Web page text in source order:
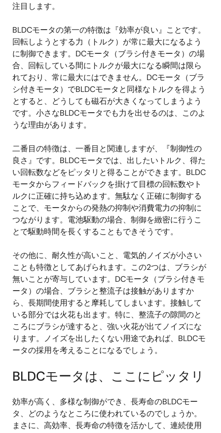
注目します。
BLDCモータの第一の特徴は『効率が良い』ことです。
回転しようとする力（トルク）が常に最大になるよう
に制御できます。DCモータ（ブラシ付きモータ）の場
合、回転している間にトルクが最大になる瞬間は限ら
れており、常に最大にはできません。DCモータ（ブラ
シ付きモータ）でBLDCモータと同様なトルクを得よう
とすると、どうしても磁石が大きくなってしまうよう
です。小さなBLDCモータでも力を出せるのは、このよ
うな理由があります。
二番目の特徴は、一番目と関連しますが、『制御性の
良さ』です。BLDCモータでは、出したいトルク、得た
い回転数などをピッタリと得ることができます。BLDC
モータからフィードバックを掛けて目標の回転数やト
ルクに正確に持ち込めます。無駄なく正確に制御する
ことで、モータからの発熱の抑制や消費電力の抑制に
つながります。電池駆動の場合、制御を緻密に行うこ
とで駆動時間を長くすることもできそうです。
その他に、耐久性が高いこと、電気的ノイズが小さい
ことも特徴としてあげられます。この2つは、ブラシが
無いことが寄与しています。DCモータ（ブラシ付きモ
ータ）の場合、ブラシと整流子は接触がありますか
ら、長期間使用すると摩耗してしまいます。接触して
いる部分では火花も出ます。特に、整流子の隙間のと
ころにブラシが達すると、強い火花が出てノイズにな
ります。ノイズを出したくない用途であれば、BLDCモ
ータの採用を考えることになるでしょう。
BLDCモータは、ここにピッタリ
効率が高く、多様な制御ができ、長寿命のBLDCモー
タ、どのようなところに使われているのでしょうか。
まさに、高効率、長寿命の特徴を活かして、連続使用